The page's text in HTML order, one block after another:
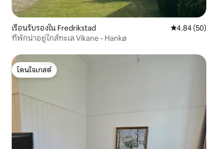
เรือนรับรองใน Fredrikstad คะแนนเฉลี่ย
4.84 (50)
ที่พักน่าอยู่ใกล้ทะเล Vikane - Hankø
โดนใจเกสต์
โดนใจเกสต์